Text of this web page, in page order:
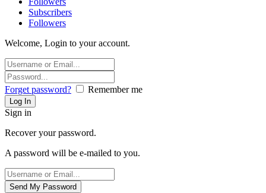
Subscribers
Followers
Welcome, Login to your account.
Forget password? Remember me
Sign in
Recover your password.
A password will be e-mailed to you.